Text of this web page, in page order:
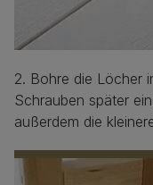
2. Bohre die Löcher
Schrauben später
außerdem die